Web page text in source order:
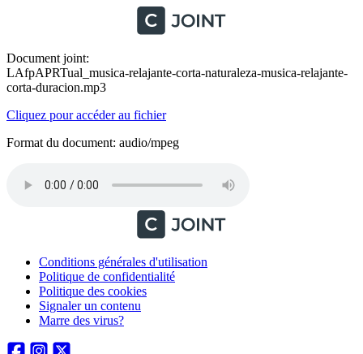
Document joint:
LAfpAPRTual_musica-relajante-corta-naturaleza-musica-relajante-
corta-duracion.mp3
Cliquez pour accéder au fichier
Format du document: audio/mpeg
Conditions générales d'utilisation
Politique de confidentialité
Politique des cookies
Signaler un contenu
Marre des virus?